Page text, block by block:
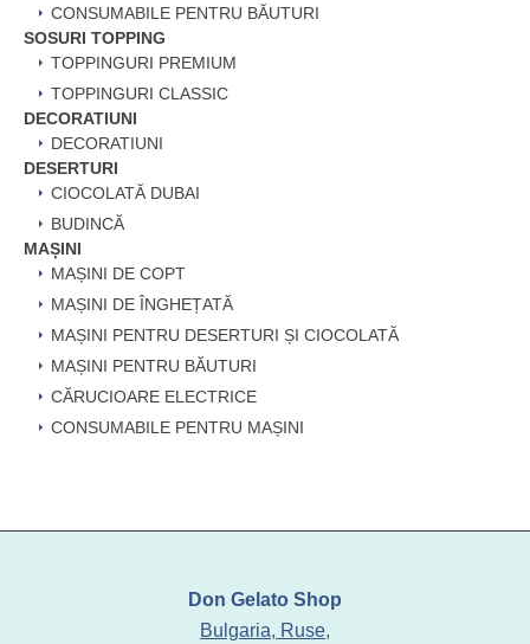
CONSUMABILE PENTRU BĂUTURI
SOSURI TOPPING
TOPPINGURI PREMIUM
TOPPINGURI CLASSIC
DECORATIUNI
DECORATIUNI
DESERTURI
CIOCOLATĂ DUBAI
BUDINCĂ
MAȘINI
MAȘINI DE COPT
MAȘINI DE ÎNGHEȚATĂ
MAȘINI PENTRU DESERTURI ȘI CIOCOLATĂ
MAȘINI PENTRU BĂUTURI
CĂRUCIOARE ELECTRICE
CONSUMABILE PENTRU MAȘINI
Don Gelato Shop
Bulgaria, Ruse,